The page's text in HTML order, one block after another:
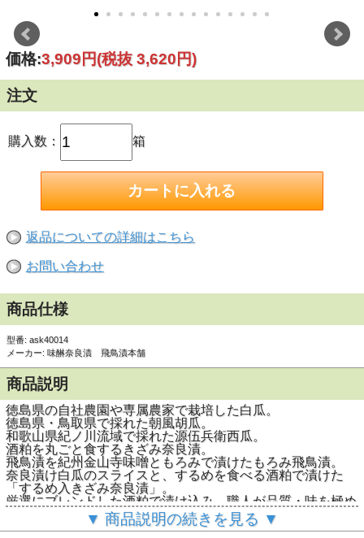
価格:3,909円(税抜 3,620円)
注文
購入数： 箱
返品についての詳細はこちら
お問い合わせ
商品仕様
型番: ask40014
メーカー: 味醂奈良漬 飛鳥漬本舗
商品説明
徳島県の自社農園や専属農家で栽培した白瓜。
徳島県・鳥取県で採れた朝風胡瓜。
和歌山県紀ノ川流域で採れた源伍兵衛西瓜。
酒粕を丸ごと食するきざみ奈良漬。
飛鳥漬を紀州金山寺味噌ともろみで漬けたもろみ飛鳥漬。
奈良漬け白瓜のスライスと、するめを食べる酒粕で漬けた
「するめ入きざみ奈良漬」。
厳選にブレンドした酒粕で漬け込み、職人が品質・味を極め
認めたものだけをお届けします。
▼ 商品説明の続きを見る ▼